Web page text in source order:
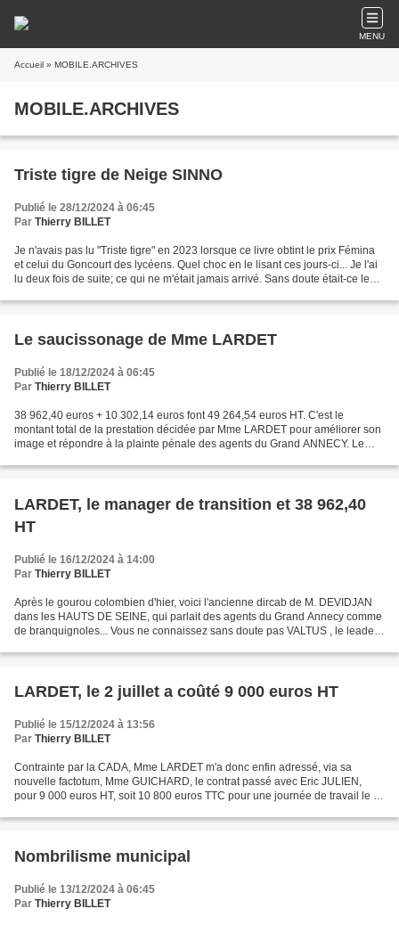
MENU
Accueil » MOBILE.ARCHIVES
MOBILE.ARCHIVES
Triste tigre de Neige SINNO
Publié le 28/12/2024 à 06:45
Par Thierry BILLET
Je n'avais pas lu "Triste tigre" en 2023 lorsque ce livre obtint le prix Fémina
et celui du Goncourt des lycéens. Quel choc en le lisant ces jours-ci... Je l'ai
lu deux fois de suite; ce qui ne m'était jamais arrivé. Sans doute était-ce le
Le saucissonage de Mme LARDET
Publié le 18/12/2024 à 06:45
Par Thierry BILLET
38 962,40 euros + 10 302,14 euros font 49 264,54 euros HT. C'est le
montant total de la prestation décidée par Mme LARDET pour améliorer son
image et répondre à la plainte pénale des agents du Grand ANNECY. Le
LARDET, le manager de transition et 38 962,40
HT
Publié le 16/12/2024 à 14:00
Par Thierry BILLET
Après le gourou colombien d'hier, voici l'ancienne dircab de M. DEVIDJAN
dans les HAUTS DE SEINE, qui parlait des agents du Grand Annecy comme
de branquignoles... Vous ne connaissez sans doute pas VALTUS , le leader
LARDET, le 2 juillet a coûté 9 000 euros HT
Publié le 15/12/2024 à 13:56
Par Thierry BILLET
Contrainte par la CADA, Mme LARDET m'a donc enfin adressé, via sa
nouvelle factotum, Mme GUICHARD, le contrat passé avec Eric JULIEN,
pour 9 000 euros HT, soit 10 800 euros TTC pour une journée de travail le 2
Nombrilisme municipal
Publié le 13/12/2024 à 06:45
Par Thierry BILLET